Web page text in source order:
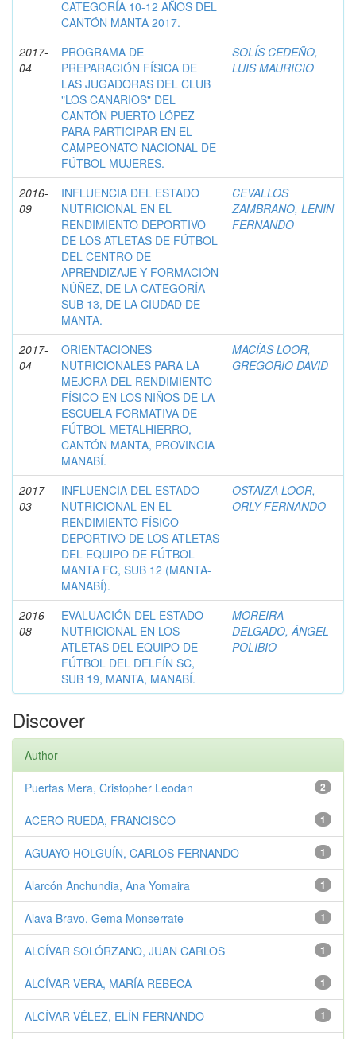
CATEGORÍA 10-12 AÑOS DEL
CANTÓN MANTA 2017.
2017-
04
PROGRAMA DE
PREPARACIÓN FÍSICA DE
LAS JUGADORAS DEL CLUB
"LOS CANARIOS" DEL
CANTÓN PUERTO LÓPEZ
PARA PARTICIPAR EN EL
CAMPEONATO NACIONAL DE
FÚTBOL MUJERES.
SOLÍS CEDEÑO,
LUIS MAURICIO
2016-
09
INFLUENCIA DEL ESTADO
NUTRICIONAL EN EL
RENDIMIENTO DEPORTIVO
DE LOS ATLETAS DE FÚTBOL
DEL CENTRO DE
APRENDIZAJE Y FORMACIÓN
NÚÑEZ, DE LA CATEGORÍA
SUB 13, DE LA CIUDAD DE
MANTA.
CEVALLOS
ZAMBRANO, LENIN
FERNANDO
2017-
04
ORIENTACIONES
NUTRICIONALES PARA LA
MEJORA DEL RENDIMIENTO
FÍSICO EN LOS NIÑOS DE LA
ESCUELA FORMATIVA DE
FÚTBOL METALHIERRO,
CANTÓN MANTA, PROVINCIA
MANABÍ.
MACÍAS LOOR,
GREGORIO DAVID
2017-
03
INFLUENCIA DEL ESTADO
NUTRICIONAL EN EL
RENDIMIENTO FÍSICO
DEPORTIVO DE LOS ATLETAS
DEL EQUIPO DE FÚTBOL
MANTA FC, SUB 12 (MANTA-
MANABÍ).
OSTAIZA LOOR,
ORLY FERNANDO
2016-
08
EVALUACIÓN DEL ESTADO
NUTRICIONAL EN LOS
ATLETAS DEL EQUIPO DE
FÚTBOL DEL DELFÍN SC,
SUB 19, MANTA, MANABÍ.
MOREIRA
DELGADO, ÁNGEL
POLIBIO
Discover
Author
2
Puertas Mera, Cristopher Leodan
1
ACERO RUEDA, FRANCISCO
1
AGUAYO HOLGUÍN, CARLOS FERNANDO
1
Alarcón Anchundia, Ana Yomaira
1
Alava Bravo, Gema Monserrate
1
ALCÍVAR SOLÓRZANO, JUAN CARLOS
1
ALCÍVAR VERA, MARÍA REBECA
1
ALCÍVAR VÉLEZ, ELÍN FERNANDO